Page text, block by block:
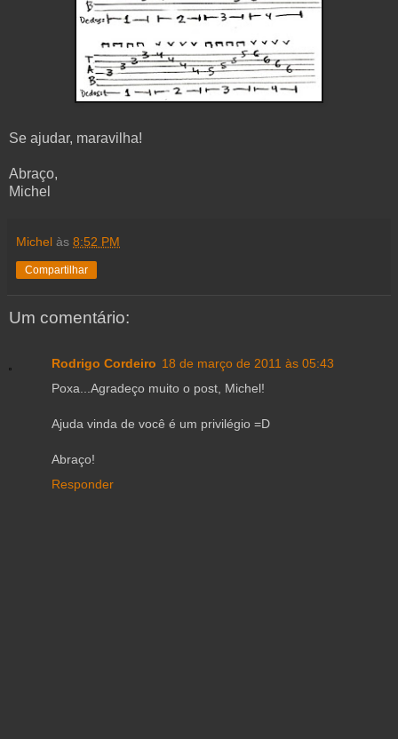
Se ajudar, maravilha!
Abraço,
Michel
Michel às 8:52 PM
Compartilhar
Um comentário:
Rodrigo Cordeiro 18 de março de 2011 às 05:43
Poxa...Agradeço muito o post, Michel!
Ajuda vinda de você é um privilégio =D
Abraço!
Responder